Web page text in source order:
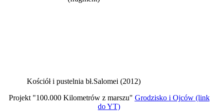
Kościół i pustelnia bł.Salomei (2012)
Projekt "100.000 Kilometrów z marszu" Grodzisko i Ojców (link
do YT)